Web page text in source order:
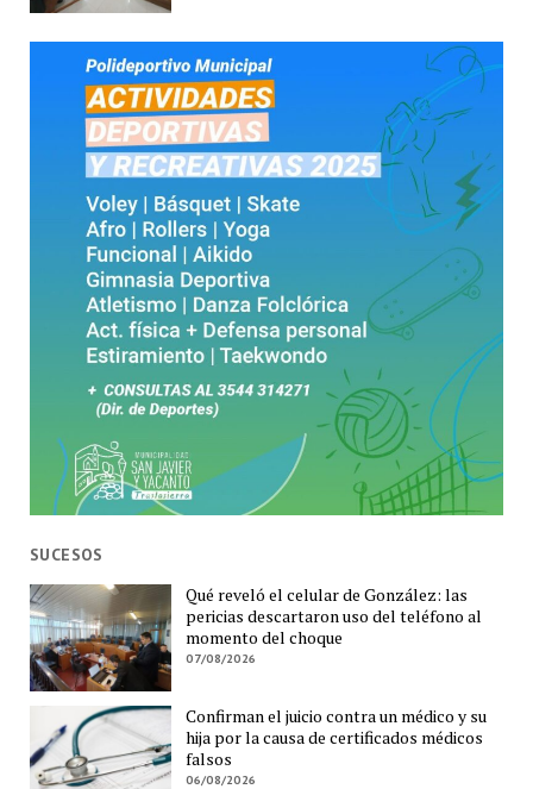
SUCESOS
Qué reveló el celular de González: las
pericias descartaron uso del teléfono al
momento del choque
07/08/2026
Confirman el juicio contra un médico y su
hija por la causa de certificados médicos
falsos
06/08/2026